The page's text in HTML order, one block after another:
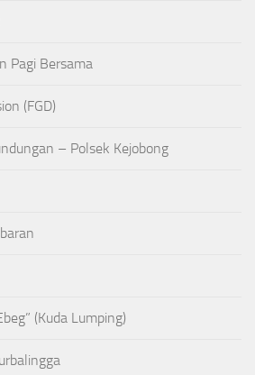
Pagi Bersama
(FGD)
– Polsek Kejobong
(Kuda Lumping)